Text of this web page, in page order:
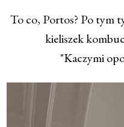
To co, Portos? Po tym
kieliszek
"Kaczymi